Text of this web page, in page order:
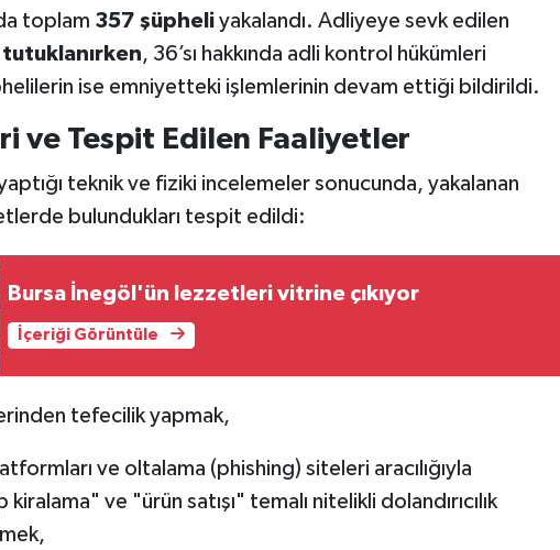
toplam 357 şüpheliyakalandı. Adliyeye sevk edilen
tutuklanırken, 36’sı hakkında adli kontrol hükümleri
ise emniyetteki işlemlerinin devam ettiği bildirildi.
ve Tespit Edilen Faaliyetler
teknik ve fiziki incelemeler sonucunda, yakalanan
bulundukları tespit edildi:
Bursa İnegöl'ün lezzetleri vitrine çıkıyor
İçeriği Görüntüle
tefecilik yapmak,
ve oltalama (phishing) siteleri aracılığıyla
kiralama" ve "ürün satışı" temalı nitelikli dolandırıcılık